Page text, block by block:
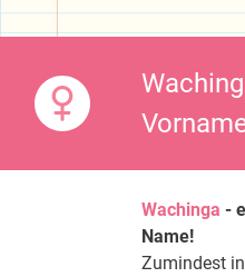
Wachinga -
Name!
Zumindest